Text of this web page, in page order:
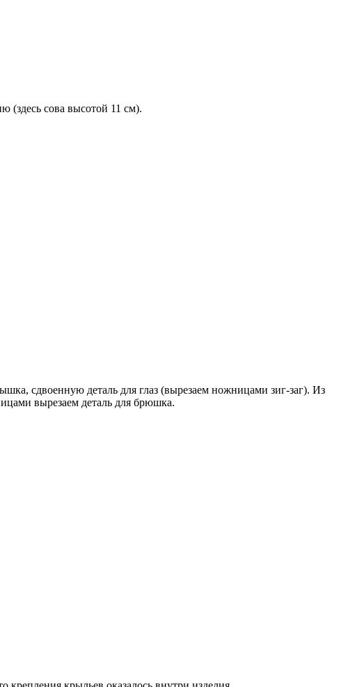
(здесь сова высотой 11 см).
сдвоенную деталь для глаз (вырезаем ножницами зиг-заг). Из
вырезаем деталь для брюшка.